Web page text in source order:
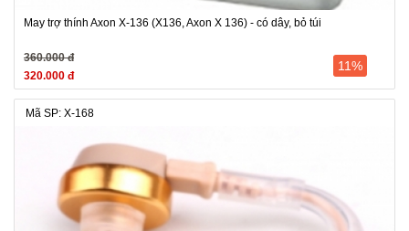
May trợ thính Axon X-136 (X136, Axon X 136) - có dây, bỏ túi
360.000 đ
320.000 đ
11%
Mã SP: X-168